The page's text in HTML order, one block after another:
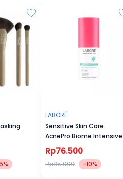
tampak lebih
Mengangkat
sekaligus
membuat kulit
berjerawat.
LABORÉ
Sensitive Skin Care
AcnePro Biome Intensive
Acne Serum
Rp76.500
Rp85.000 -10%